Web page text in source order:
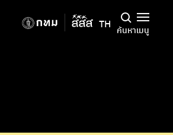
TH ค้นหาเมนู